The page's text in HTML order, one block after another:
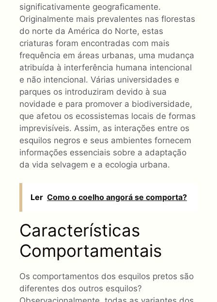
significativamente geograficamente.
Originalmente mais prevalentes nas florestas
do norte da América do Norte, estas
criaturas foram encontradas com mais
frequência em áreas urbanas, uma mudança
atribuída à interferência humana intencional
e não intencional. Várias universidades e
parques os introduziram devido à sua
novidade e para promover a biodiversidade,
que afetou os ecossistemas locais de formas
imprevisíveis. Assim, as interações entre os
esquilos negros e seus ambientes fornecem
informações essenciais sobre a adaptação
da vida selvagem e a ecologia urbana.
Ler Como o coelho angorá se comporta?
Características
Comportamentais
Os comportamentos dos esquilos pretos são
diferentes dos outros esquilos?